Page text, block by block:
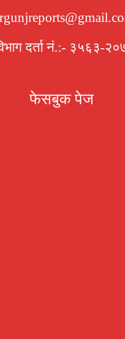
दर्ता नं.:- ३५६३-
फेसबुक पेज